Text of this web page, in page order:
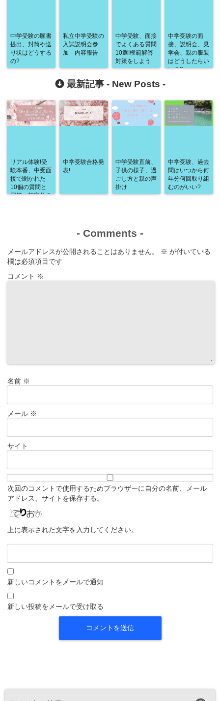
中学受験の願書
提出、封筒や送
り状はどうする
の?
私立中学受験の
入試説明会参
加 内容報告
中学受験、面接
でよくある質問
10選!模範解答
対策をしよう
中学受験の面
接、説明会、見
学会、親の服装
はどうしたらい
いの?
最新記事 - New Posts -
リアル体験!受
験本番、中受面
接で聞かれた
10個の質問と
回答、想定外の
中学受験合格発
表!
中学受験直前、
子供の様子、過
ごし方と親の声
掛け
中学受験、過去
問はいつから何
年分何回取り組
むのがいい?
- Comments -
メールアドレスが公開されることはありません。 ※ が付いている
欄は必須項目です
コメント ※
名前 ※
メール ※
サイト
次回のコメントで使用するためブラウザーに自分の名前、メール
アドレス、サイトを保存する。
上に表示された文字を入力してください。
新しいコメントをメールで通知
新しい投稿をメールで受け取る